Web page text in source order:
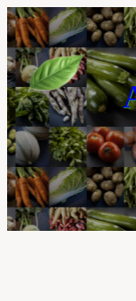
Aller
au
contenu